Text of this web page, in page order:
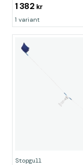
1 382 kr
1 variant
Stopgull